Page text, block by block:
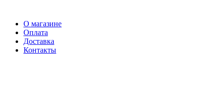
О магазине
Оплата
Доставка
Контакты